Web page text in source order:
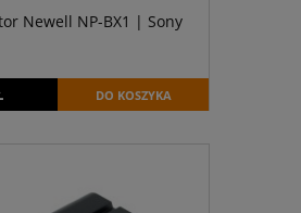
Newell NP-BX1 | Sony
DO KOSZYKA